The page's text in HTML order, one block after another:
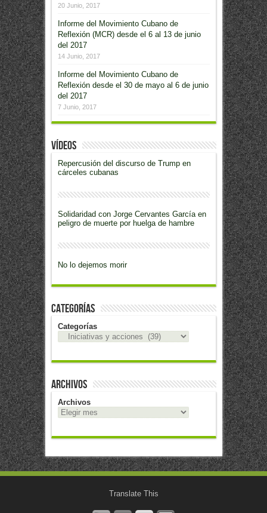
20 Junio, 2017
Informe del Movimiento Cubano de
Reflexión (MCR) desde el 6 al 13 de junio
del 2017
14 Junio, 2017
Informe del Movimiento Cubano de
Reflexión desde el 30 de mayo al 6 de junio
del 2017
7 Junio, 2017
Vídeos
Repercusión del discurso de Trump en
cárceles cubanas
Solidaridad con Jorge Cervantes García en
peligro de muerte por huelga de hambre
No lo dejemos morir
Categorías
Categorías
Archivos
Archivos
Translate This